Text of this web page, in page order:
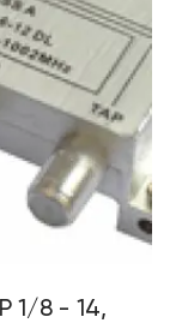
1/8 - 14,